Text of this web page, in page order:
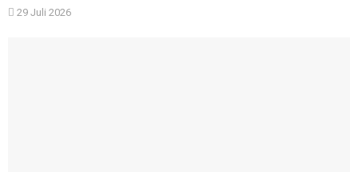
29 Juli 2026